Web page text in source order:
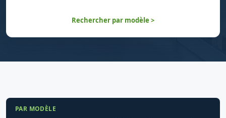
Rechercher par modèle >
PAR MODÈLE